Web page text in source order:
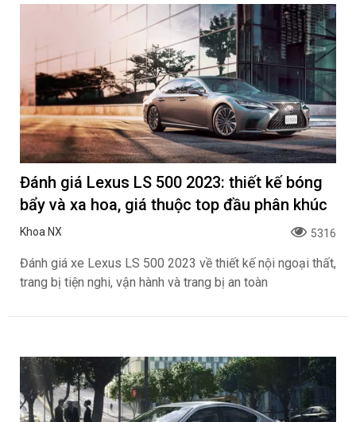
Đánh giá Lexus LS 500 2023: thiết kế bóng
bẩy và xa hoa, giá thuộc top đầu phân khúc
Khoa NX 5316
Đánh giá xe Lexus LS 500 2023 về thiết kế nội ngoại thất,
trang bị tiện nghi, vận hành và trang bị an toàn